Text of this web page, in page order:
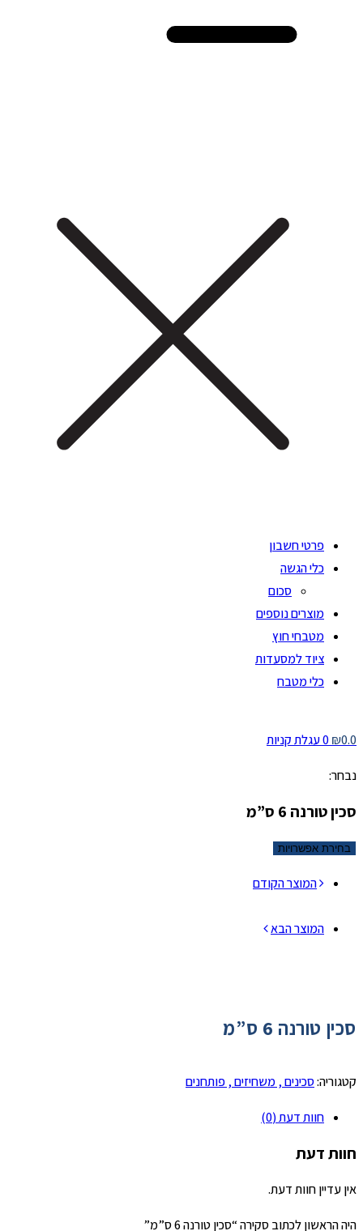
פרטי חשבון
כלי הגשה
סכום
מוצרים נוספים
מטבחי חוץ
ציוד למסעדות
כלי מטבח
₪0.0
0 עגלת קניות
נבחר:
סכין טורנה 6 ס”מ
בחירת אפשרויות
המוצר הקודם
המוצר הבא
סכין טורנה 6 ס”מ
קטגוריה:סכינים , משחיזים , פותחנים
חוות דעת (0)
חוות דעת
אין עדיין חוות דעת.
היה הראשון לכתוב סקירה “סכין טורנה 6 ס”מ”